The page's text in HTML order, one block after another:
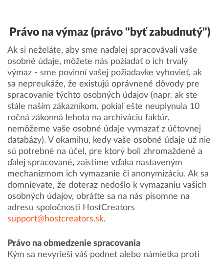
Právo na výmaz (právo "byť zabudnutý")
Ak si neželáte, aby sme naďalej spracovávali vaše
osobné údaje, môžete nás požiadať o ich trvalý
výmaz - sme povinní vašej požiadavke vyhovieť, ak
sa nepreukáže, že existujú oprávnené dôvody pre
spracovanie týchto osobných údajov (napr. ak ste
stále naším zákazníkom, pokiaľ ešte neuplynula 10
ročná zákonná lehota na archiváciu faktúr,
nemôžeme vaše osobné údaje vymazať z účtovnej
databázy). V okamihu, kedy vaše osobné údaje už nie
sú potrebné na účel, pre ktorý boli zhromaždené a
ďalej spracované, zaistíme vďaka nastaveným
mechanizmom ich vymazanie či anonymizáciu. Ak sa
domnievate, že doteraz nedošlo k vymazaniu vašich
osobných údajov, obráťte sa na nás písomne na
adresu spoločnosti HostCreators
support@hostcreators.sk.
Právo na obmedzenie spracovania
Kým sa nevyrieši váš podnet alebo námietka proti